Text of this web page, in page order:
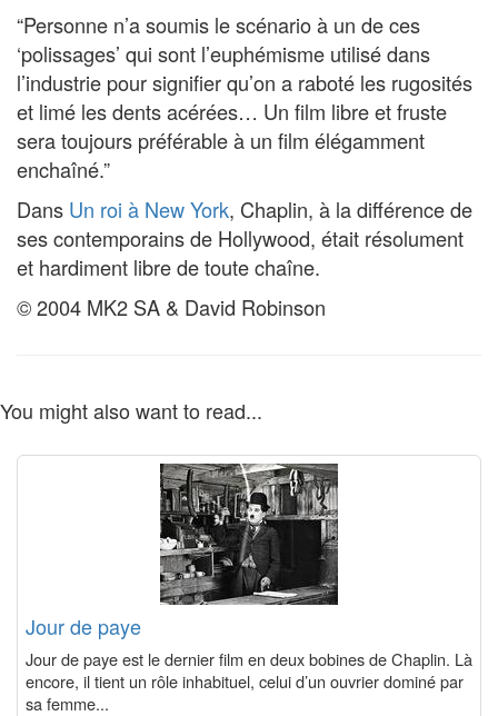
“Personne n’a soumis le scénario à un de ces
‘polissages’ qui sont l’euphémisme utilisé dans
l’industrie pour signifier qu’on a raboté les rugosités
et limé les dents acérées… Un film libre et fruste
sera toujours préférable à un film élégamment
enchaîné.”
Dans Un roi à New York, Chaplin, à la différence de
ses contemporains de Hollywood, était résolument
et hardiment libre de toute chaîne.
© 2004 MK2 SA & David Robinson
You might also want to read...
Jour de paye
Jour de paye est le dernier film en deux bobines de Chaplin. Là
encore, il tient un rôle inhabituel, celui d’un ouvrier dominé par
sa femme...